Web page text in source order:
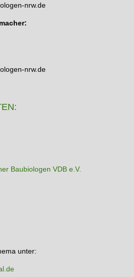
nrw.de
nrw.de
Baubiologen VDB e.V.
unter: